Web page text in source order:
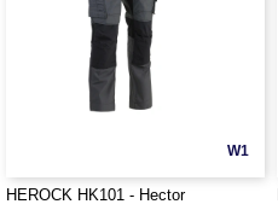
W1
HEROCK HK101 - Hector